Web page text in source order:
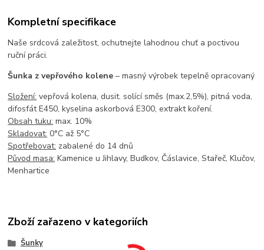
Kompletní specifikace
Naše srdcová zaležitost, ochutnejte lahodnou chuť a poctivou
ruční práci.
Šunka z vepřového kolene– masný výrobek tepelně opracovaný
Složení: vepřová kolena, dusit. solící směs (max.2,5%), pitná voda,
difosfát E450, kyselina askorbová E300, extrakt koření.
Obsah tuku: max. 10%
Skladovat: 0°C až 5°C
Spotřebovat: zabalené do 14 dnů
Původ masa: Kamenice u Jihlavy, Budkov, Čáslavice, Stařeč, Klučov,
Menhartice
Zboží zařazeno v kategoriích
Šunky